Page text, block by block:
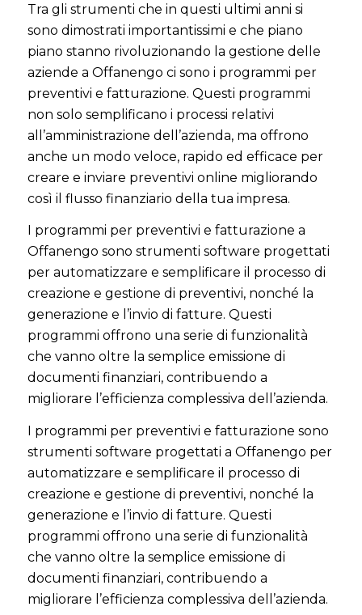
Tra gli strumenti che in questi ultimi anni si
sono dimostrati importantissimi e che piano
piano stanno rivoluzionando la gestione delle
aziende a Offanengo ci sono i programmi per
preventivi e fatturazione. Questi programmi
non solo semplificano i processi relativi
all’amministrazione dell’azienda, ma offrono
anche un modo veloce, rapido ed efficace per
creare e inviare preventivi online migliorando
così il flusso finanziario della tua impresa.
I programmi per preventivi e fatturazione a
Offanengo sono strumenti software progettati
per automatizzare e semplificare il processo di
creazione e gestione di preventivi, nonché la
generazione e l’invio di fatture. Questi
programmi offrono una serie di funzionalità
che vanno oltre la semplice emissione di
documenti finanziari, contribuendo a
migliorare l’efficienza complessiva dell’azienda.
I programmi per preventivi e fatturazione sono
strumenti software progettati a Offanengo per
automatizzare e semplificare il processo di
creazione e gestione di preventivi, nonché la
generazione e l’invio di fatture. Questi
programmi offrono una serie di funzionalità
che vanno oltre la semplice emissione di
documenti finanziari, contribuendo a
migliorare l’efficienza complessiva dell’azienda.